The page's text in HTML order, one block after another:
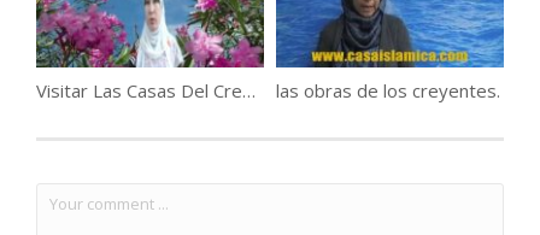
Visitar Las Casas Del Creador. las obras de los creyentes.